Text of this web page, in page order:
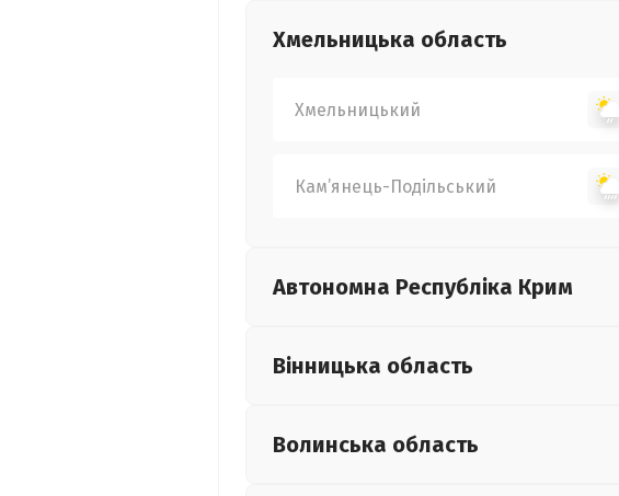
Хмельницька область
Хмельницький
Кам’янець-Подільський
Автономна Республіка Крим
Вінницька область
Волинська область